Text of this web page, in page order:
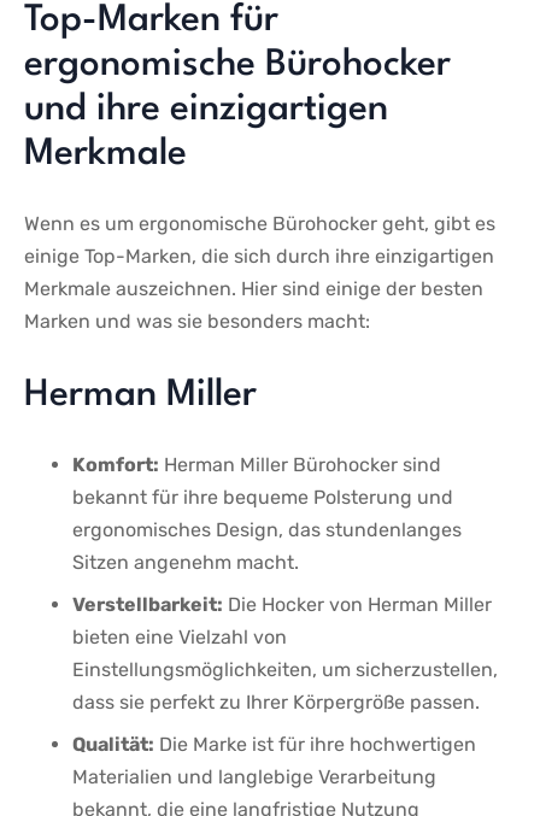
Top-Marken für
ergonomische⁣ Bürohocker
und⁤ ihre einzigartigen
Merkmale
Wenn es ​um‍ ergonomische‍ Bürohocker ⁣geht,‍ gibt es
einige Top-Marken, die sich durch ihre einzigartigen
Merkmale ⁢auszeichnen.⁤ Hier ⁣sind einige der besten‍
Marken⁣ und was‍ sie ⁤besonders macht:
Herman Miller
Komfort: Herman Miller Bürohocker sind
bekannt für‍ ihre bequeme Polsterung und
ergonomisches Design, das stundenlanges
Sitzen angenehm macht.
Verstellbarkeit: Die Hocker ⁤von Herman Miller
‌bieten eine Vielzahl⁢ von
Einstellungsmöglichkeiten,⁤ um sicherzustellen,
dass sie perfekt zu Ihrer Körpergröße passen.
Qualität: Die Marke ist für ihre ⁣hochwertigen
Materialien und langlebige Verarbeitung
bekannt, die eine langfristige Nutzung